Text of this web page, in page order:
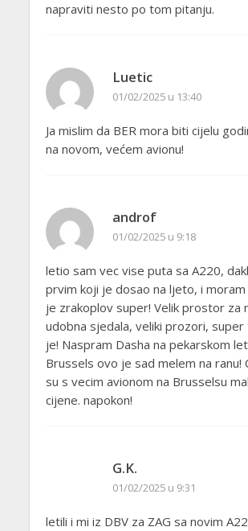
napraviti nesto po tom pitanju.
Luetic
01/02/2025 u 13:40
Ja mislim da BER mora biti cijelu
na novom, većem avionu!
androf
01/02/2025 u 9:18
letio sam vec vise puta sa A220,
prvim koji je dosao na ljeto, i
je zrakoplov super! Velik prostor za
udobna sjedala, veliki prozori, super
je! Naspram Dasha na pekarskom
Brussels ovo je sad melem na ranu!
su s vecim avionom na Brusselsu
cijene. napokon!
G.K.
01/02/2025 u 9:31
letili i mi iz DBV za ZAG sa novim